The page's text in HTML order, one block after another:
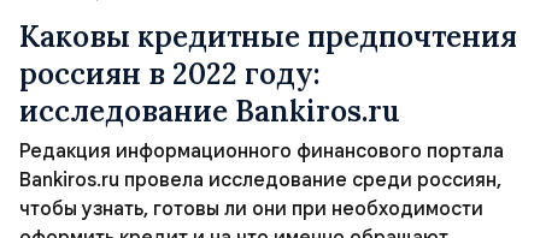
Каковы кредитные предпочтения
россиян в 2022 году:
исследование Bankiros.ru
Редакция информационного финансового портала
Bankiros.ru провела исследование среди россиян,
чтобы узнать, готовы ли они при необходимости